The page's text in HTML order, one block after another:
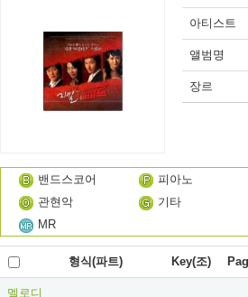
아티스트
앨범명
장르
밴드스코어 피아노
관현악
기타
MR
형식(파트) Key(조)
멜로디